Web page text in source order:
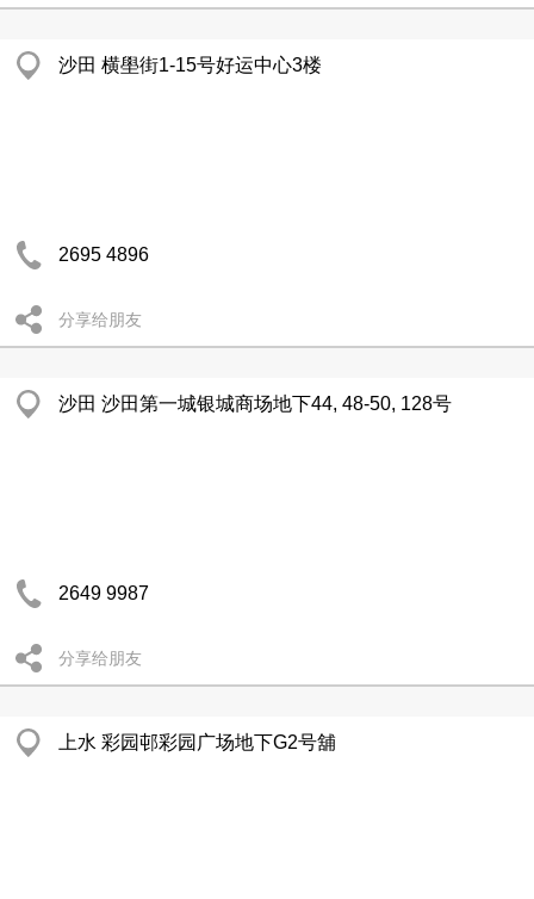
沙田 横壆街1-15号好运中心3楼
2695 4896
分享给朋友
沙田 沙田第一城银城商场地下44, 48-50, 128号
2649 9987
分享给朋友
上水 彩园邨彩园广场地下G2号舖